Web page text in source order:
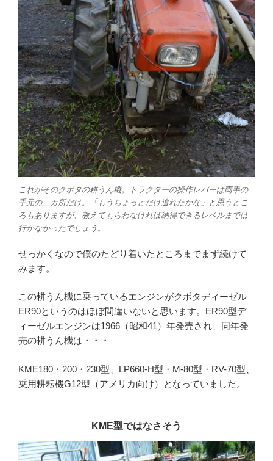
これがそのクボタの耕うん機。トラクターの操作レバーは両手の
手元の二カ所だけ。「もうちょっとだけ迫れたかな」と思うとこ
ろもありますが、教えてもらわなければ納得できるレベルまでは
行かなかったでしょう。
せっかくなので僕のたどり着いたところまでまず続けて
みます。
この耕うん機に乗っているエンジンがクボタディーゼル
ER90というのはほぼ間違いないと思います。ER90型デ
ィーゼルエンジンは1966（昭和41）年発売され、同年発
売の耕うん機は・・・
KME180・200・230型、LP660-H型・M-80型・RV-70型、
乗用耕耘機G12型（アメリカ向け）となっていました。
KME型ではなさそう